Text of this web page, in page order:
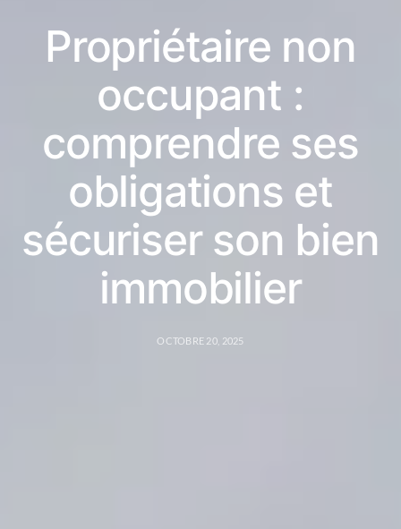
Propriétaire non
occupant :
comprendre ses
obligations et
sécuriser son bien
immobilier
OCTOBRE 20, 2025